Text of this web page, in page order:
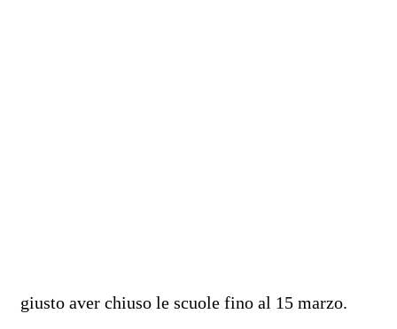
giusto aver chiuso le scuole fino al 15 marzo.